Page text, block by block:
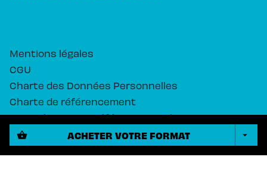
shopping_basket ACHETER VOTRE FORMAT arrow_drop_down
Mentions légales
CGU
Charte des Données Personnelles
Charte de référencement
Paramétrez vos préférences cookies